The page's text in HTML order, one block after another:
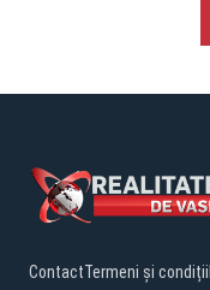
ContactTermeni și condiții